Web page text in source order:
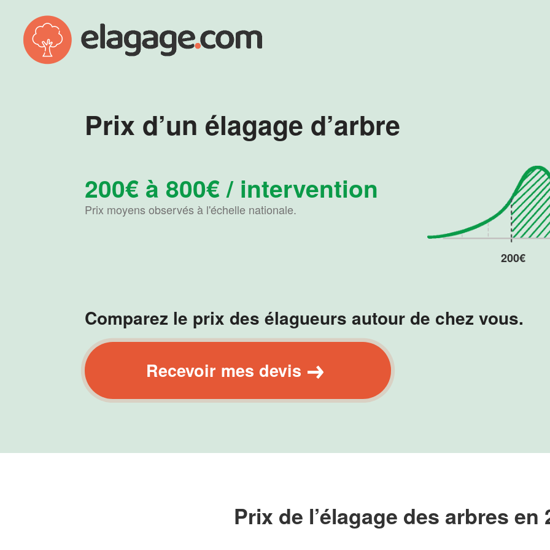
Prix d’un élagage d’arbre
200€ à 800€ / intervention
Prix moyens observés à l'échelle nationale.
200€
Comparez le prix des élagueurs autour de chez vous.
Recevoir mes devis
Prix de l’élagage des arbres en